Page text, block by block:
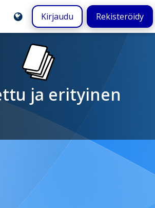
Kirjaudu Rekisteröidy
ja erityinen